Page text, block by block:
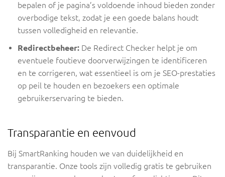
bepalen of je pagina’s voldoende inhoud bieden zonder
overbodige tekst, zodat je een goede balans houdt
tussen volledigheid en relevantie.
Redirectbeheer: De Redirect Checker helpt je om
eventuele foutieve doorverwijzingen te identificeren
en te corrigeren, wat essentieel is om je SEO-prestaties
op peil te houden en bezoekers een optimale
gebruikerservaring te bieden.
Transparantie en eenvoud
Bij SmartRanking houden we van duidelijkheid en
transparantie. Onze tools zijn volledig gratis te gebruiken